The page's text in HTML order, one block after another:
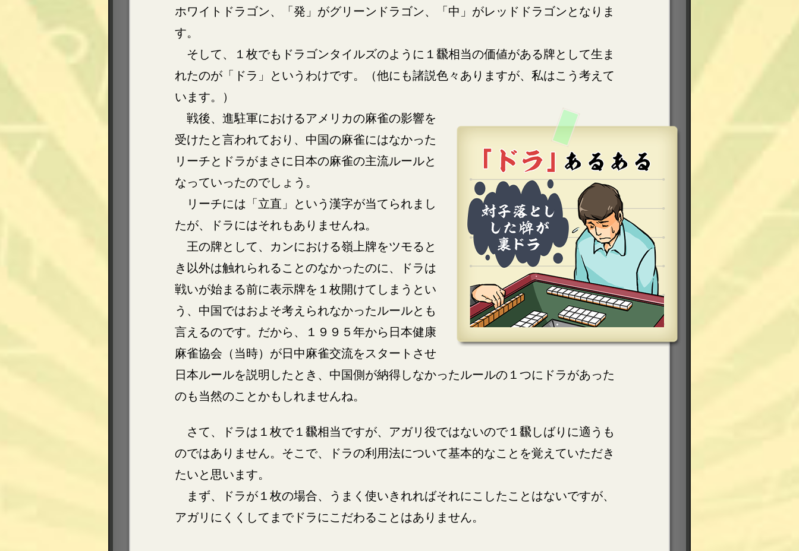
ホワイトドラゴン、「発」がグリーンドラゴン、「中」がレッドドラゴンとなりま
す。
そして、１枚でもドラゴンタイルズのように１飜相当の価値がある牌として生ま
れたのが「ドラ」というわけです。（他にも諸説色々ありますが、私はこう考えて
います。）
戦後、進駐軍におけるアメリカの麻雀の影響を
受けたと言われており、中国の麻雀にはなかった
リーチとドラがまさに日本の麻雀の主流ルールと
なっていったのでしょう。
リーチには「立直」という漢字が当てられまし
たが、ドラにはそれもありませんね。
王の牌として、カンにおける嶺上牌をツモると
き以外は触れられることのなかったのに、ドラは
戦いが始まる前に表示牌を１枚開けてしまうとい
う、中国ではおよそ考えられなかったルールとも
言えるのです。だから、１９９５年から日本健康
麻雀協会（当時）が日中麻雀交流をスタートさせ
日本ルールを説明したとき、中国側が納得しなかったルールの１つにドラがあった
のも当然のことかもしれませんね。
さて、ドラは１枚で１飜相当ですが、アガリ役ではないので１飜しばりに適うも
のではありません。そこで、ドラの利用法について基本的なことを覚えていただき
たいと思います。
まず、ドラが１枚の場合、うまく使いきれればそれにこしたことはないですが、
アガリにくくしてまでドラにこだわることはありません。